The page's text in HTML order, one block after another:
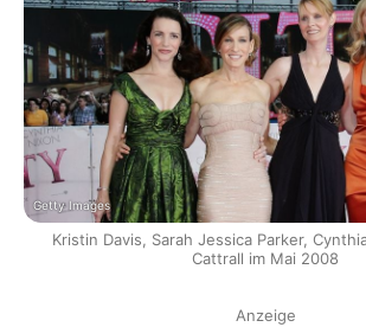
Getty Images
Kristin Davis, Sarah Jessica Parker,
Cattrall im Mai 2008
Anzeige